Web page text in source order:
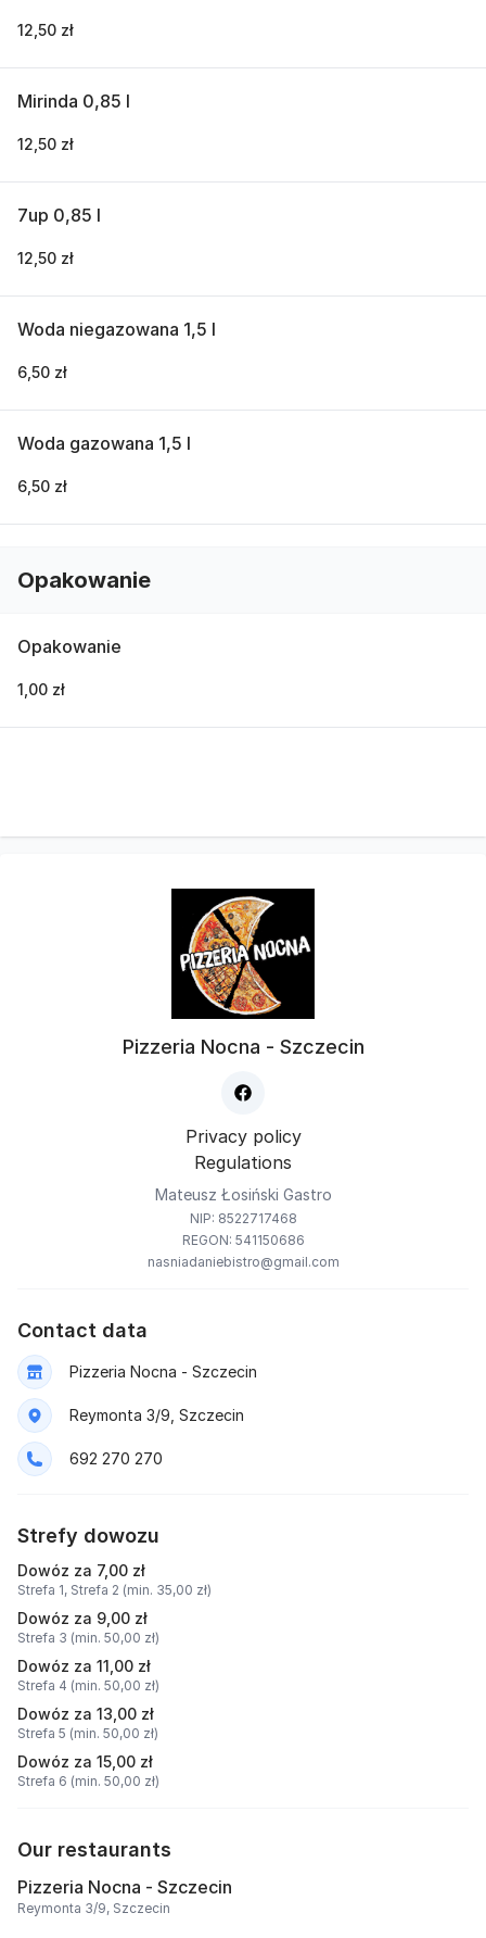
12,50 zł
Mirinda 0,85 l
12,50 zł
7up 0,85 l
12,50 zł
Woda niegazowana 1,5 l
6,50 zł
Woda gazowana 1,5 l
6,50 zł
Opakowanie
Opakowanie
1,00 zł
Pizzeria Nocna - Szczecin
Privacy policy
Regulations
Mateusz Łosiński Gastro
NIP: 8522717468
REGON: 541150686
nasniadaniebistro@gmail.com
Contact data
Pizzeria Nocna - Szczecin
Reymonta 3/9, Szczecin
692 270 270
Strefy dowozu
Dowóz za 7,00 zł
Strefa 1, Strefa 2 (min. 35,00 zł)
Dowóz za 9,00 zł
Strefa 3 (min. 50,00 zł)
Dowóz za 11,00 zł
Strefa 4 (min. 50,00 zł)
Dowóz za 13,00 zł
Strefa 5 (min. 50,00 zł)
Dowóz za 15,00 zł
Strefa 6 (min. 50,00 zł)
Our restaurants
Pizzeria Nocna - Szczecin
Reymonta 3/9, Szczecin